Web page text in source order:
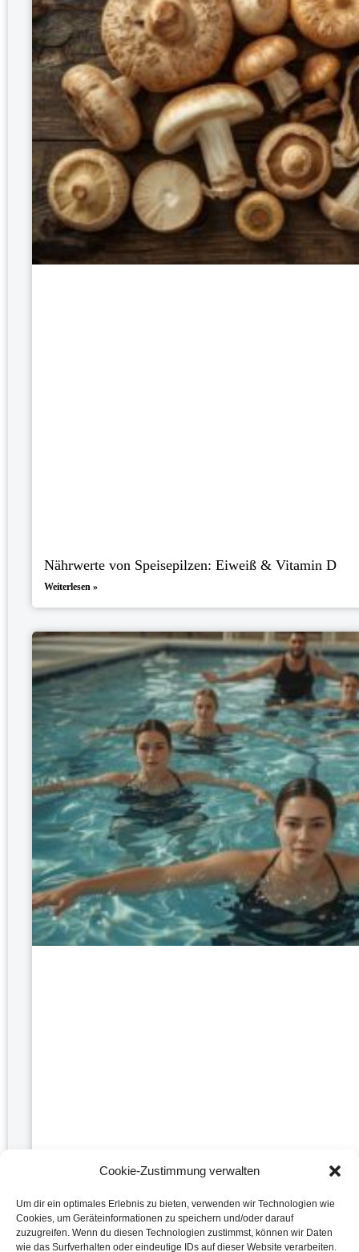
Cookie-Zustimmung verwalten
Um dir ein optimales Erlebnis zu bieten, verwenden wir Technologien wie
Cookies, um Geräteinformationen zu speichern und/oder darauf
zuzugreifen. Wenn du diesen Technologien zustimmst, können wir Daten
wie das Surfverhalten oder eindeutige IDs auf dieser Website verarbeiten.
Nährwerte von Speisepilzen: Eiweiß & Vitamin D
Weiterlesen »
Abnehmen mit Aqua Fitness: Training und Ernährung